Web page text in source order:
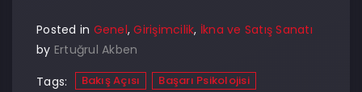
Posted in Genel,Girişimcilik, İkna ve Satış Sanatı
by Ertuğrul Akben
Tags:
Bakış Açısı
Başarı Psikolojisi